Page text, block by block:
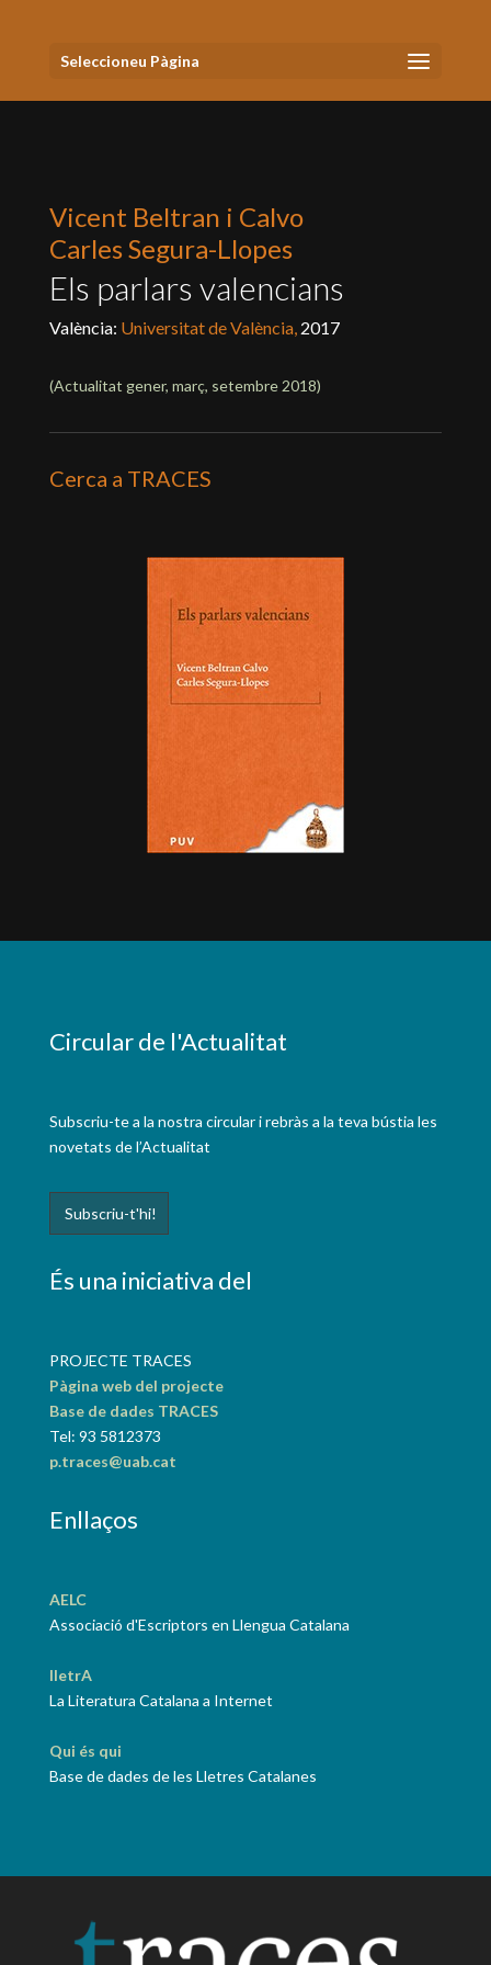
Seleccioneu Pàgina
Vicent Beltran i Calvo
Carles Segura-Llopes
Els parlars valencians
València: Universitat de València, 2017
(Actualitat gener, març, setembre 2018)
Cerca a TRACES
Circular de l'Actualitat
Subscriu-te a la nostra circular i rebràs a la teva bústia les
novetats de l’Actualitat
És una iniciativa del
PROJECTE TRACES
Pàgina web del projecte
Base de dades TRACES
Tel: 93 5812373
p.traces@uab.cat
Enllaços
AELC
Associació d'Escriptors en Llengua Catalana
lletrA
La Literatura Catalana a Internet
Qui és qui
Base de dades de les Lletres Catalanes